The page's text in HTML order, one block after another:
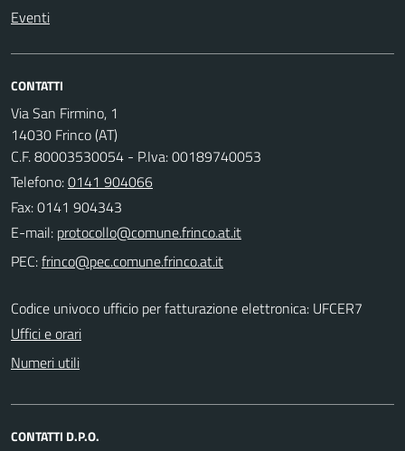
Eventi
CONTATTI
Via San Firmino, 1
14030 Frinco (AT)
C.F. 80003530054 - P.Iva: 00189740053
Telefono:0141 904066
Fax: 0141 904343
E-mail:
PEC:
Codice univoco ufficio per fatturazione elettronica: UFCER7
Uffici e orari
Numeri utili
CONTATTI D.P.O.